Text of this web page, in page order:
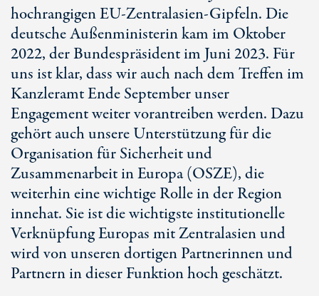
hochrangigenEU-Zentralasien-Gipfeln. Die
deutsche Außenministerin kam im Oktober
2022, der Bundespräsident im Juni 2023. Für
uns ist klar, dass wir auch nach dem Treffen im
Kanzleramt Ende September unser
Engagement weiter vorantreiben werden. Dazu
gehört auch unsere Unterstützung für die
Organisation für Sicherheit und
Zusammenarbeit in Europa (OSZE), die
weiterhin eine wichtige Rolle in der Region
innehat. Sie ist die wichtigste institutionelle
Verknüpfung Europas mit Zentralasien und
wird von unseren dortigen Partnerinnen und
Partnern in dieser Funktion hoch geschätzt.